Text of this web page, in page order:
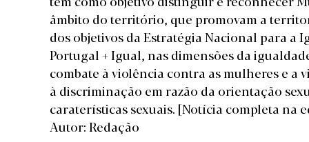
âmbito do território, que promovam a
dos objetivos da Estratégia Nacional para a
Portugal + Igual, nas dimensões da
combate à violência contra as mulheres e a
à discriminação em razão da orientação
caraterísticas sexuais. [Notícia completa na
Autor: Redação